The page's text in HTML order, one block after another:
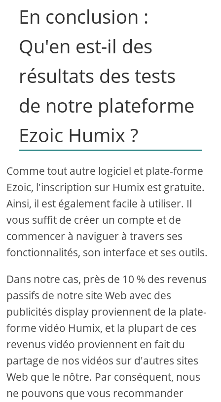
En conclusion :
Qu'en est-il des
résultats des tests
de notre plateforme
Ezoic Humix ?
Comme tout autre logiciel et plate-forme
Ezoic, l'inscription sur Humix est gratuite.
Ainsi, il est également facile à utiliser. Il
vous suffit de créer un compte et de
commencer à naviguer à travers ses
fonctionnalités, son interface et ses outils.
Dans notre cas, près de 10 % des revenus
passifs de notre site Web avec des
publicités display proviennent de la plate-
forme vidéo Humix, et la plupart de ces
revenus vidéo proviennent en fait du
partage de nos vidéos sur d'autres sites
Web que le nôtre. Par conséquent, nous
ne pouvons que vous recommander